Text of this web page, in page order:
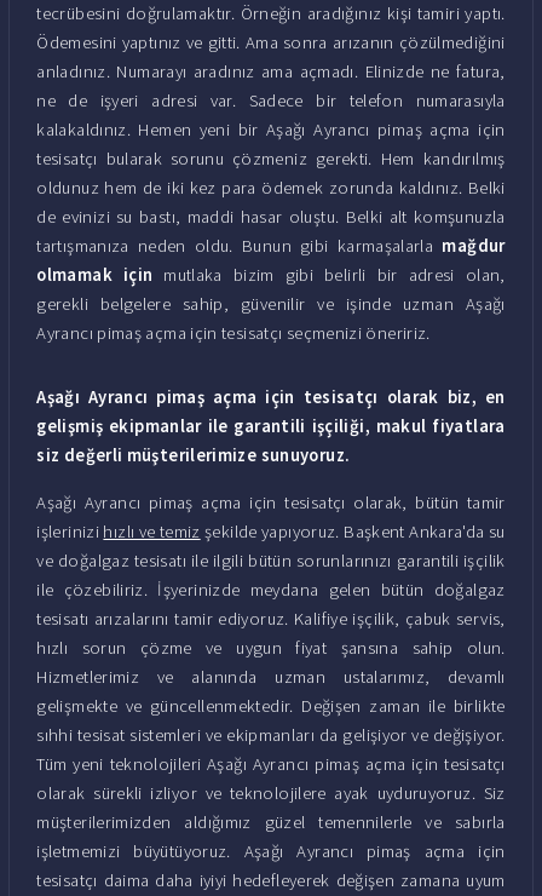
tecrübesini doğrulamaktır. Örneğin aradığınız kişi tamiri yaptı.
Ödemesini yaptınız ve gitti. Ama sonra arızanın çözülmediğini
anladınız. Numarayı aradınız ama açmadı. Elinizde ne fatura,
ne de işyeri adresi var. Sadece bir telefon numarasıyla
kalakaldınız. Hemen yeni bir Aşağı Ayrancı pimaş açma için
tesisatçı bularak sorunu çözmeniz gerekti. Hem kandırılmış
oldunuz hem de iki kez para ödemek zorunda kaldınız. Belki
de evinizi su bastı, maddi hasar oluştu. Belki alt komşunuzla
tartışmanıza neden oldu. Bunun gibi karmaşalarla mağdur
olmamak için mutlaka bizim gibi belirli bir adresi olan,
gerekli belgelere sahip, güvenilir ve işinde uzman Aşağı
Ayrancı pimaş açma için tesisatçı seçmenizi öneririz.
Aşağı Ayrancı pimaş açma için tesisatçı olarak biz, en
gelişmiş ekipmanlar ile garantili işçiliği, makul fiyatlara
siz değerli müşterilerimize sunuyoruz.
Aşağı Ayrancı pimaş açma için tesisatçı olarak, bütün tamir
işlerinizi hızlı ve temiz şekilde yapıyoruz. Başkent Ankara'da su
ve doğalgaz tesisatı ile ilgili bütün sorunlarınızı garantili işçilik
ile çözebiliriz. İşyerinizde meydana gelen bütün doğalgaz
tesisatı arızalarını tamir ediyoruz. Kalifiye işçilik, çabuk servis,
hızlı sorun çözme ve uygun fiyat şansına sahip olun.
Hizmetlerimiz ve alanında uzman ustalarımız, devamlı
gelişmekte ve güncellenmektedir. Değişen zaman ile birlikte
sıhhi tesisat sistemleri ve ekipmanları da gelişiyor ve değişiyor.
Tüm yeni teknolojileri Aşağı Ayrancı pimaş açma için tesisatçı
olarak sürekli izliyor ve teknolojilere ayak uyduruyoruz. Siz
müşterilerimizden aldığımız güzel temennilerle ve sabırla
işletmemizi büyütüyoruz. Aşağı Ayrancı pimaş açma için
tesisatçı daima daha iyiyi hedefleyerek değişen zamana uyum